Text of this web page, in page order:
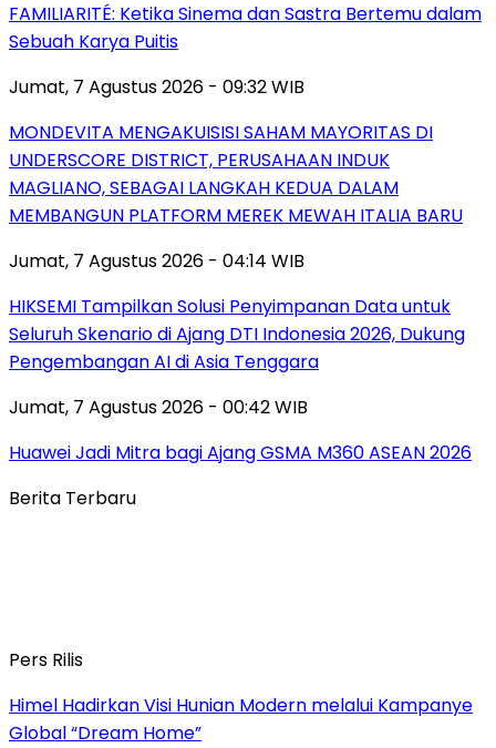
FAMILIARITÉ: Ketika Sinema dan Sastra Bertemu dalam
Sebuah Karya Puitis
Jumat, 7 Agustus 2026 - 09:32 WIB
MONDEVITA MENGAKUISISI SAHAM MAYORITAS DI
UNDERSCORE DISTRICT, PERUSAHAAN INDUK
MAGLIANO, SEBAGAI LANGKAH KEDUA DALAM
MEMBANGUN PLATFORM MEREK MEWAH ITALIA BARU
Jumat, 7 Agustus 2026 - 04:14 WIB
HIKSEMI Tampilkan Solusi Penyimpanan Data untuk
Seluruh Skenario di Ajang DTI Indonesia 2026, Dukung
Pengembangan AI di Asia Tenggara
Jumat, 7 Agustus 2026 - 00:42 WIB
Huawei Jadi Mitra bagi Ajang GSMA M360 ASEAN 2026
Berita Terbaru
Pers Rilis
Himel Hadirkan Visi Hunian Modern melalui Kampanye
Global “Dream Home”